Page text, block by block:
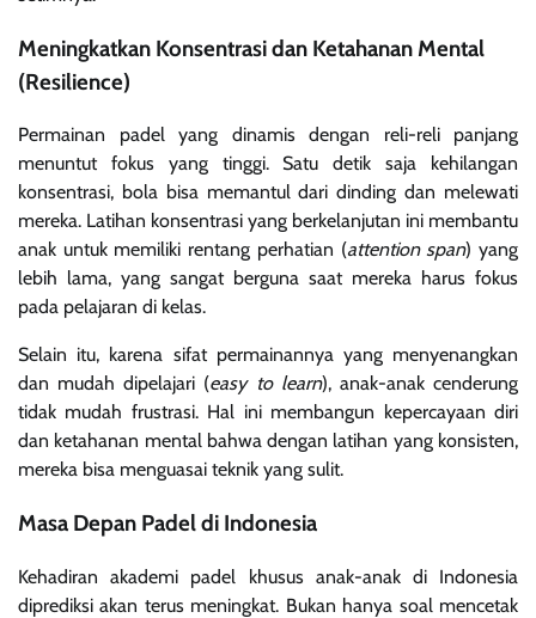
Meningkatkan Konsentrasi dan Ketahanan Mental
(Resilience)
Permainan padel yang dinamis dengan reli-reli panjang
menuntut fokus yang tinggi. Satu detik saja kehilangan
konsentrasi, bola bisa memantul dari dinding dan melewati
mereka. Latihan konsentrasi yang berkelanjutan ini membantu
anak untuk memiliki rentang perhatian (attention span) yang
lebih lama, yang sangat berguna saat mereka harus fokus
pada pelajaran di kelas.
Selain itu, karena sifat permainannya yang menyenangkan
dan mudah dipelajari (easy to learn), anak-anak cenderung
tidak mudah frustrasi. Hal ini membangun kepercayaan diri
dan ketahanan mental bahwa dengan latihan yang konsisten,
mereka bisa menguasai teknik yang sulit.
Masa Depan Padel di Indonesia
Kehadiran akademi padel khusus anak-anak di Indonesia
diprediksi akan terus meningkat. Bukan hanya soal mencetak